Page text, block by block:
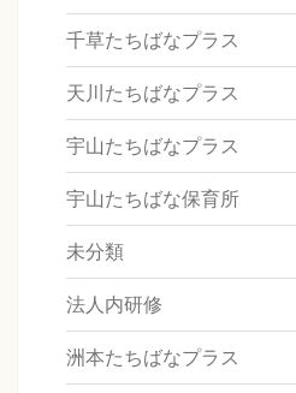
千草たちばなプラス
天川たちばなプラス
宇山たちばなプラス
宇山たちばな保育所
未分類
法人内研修
洲本たちばなプラス